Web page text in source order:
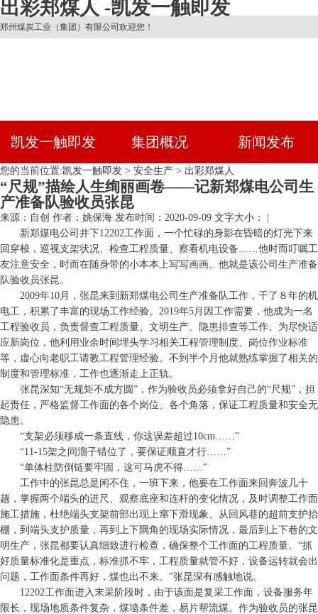
出彩郑煤人 -凯发一触即发
郑州煤炭工业（集团）有限公司欢迎您！
凯发一触即发 集团概况 新闻发布
您的当前位置:凯发一触即发 > 安全生产 > 出彩郑煤人
“尺规”描绘人生绚丽画卷——记新郑煤电公司生
产准备队验收员张昆
来源：自创 作者：姚保海 发布时间：2020-09-09 文字大小： |
新郑煤电公司井下12202工作面，一个忙碌的身影在昏暗的灯光下来
回穿梭，巡视支架状况、检查工程质量、察看机电设备……他时而叮嘱工
友注意安全，时而在随身带的小本本上写写画画。他就是该公司生产准备
队验收员张昆。
2009年10月，张昆来到新郑煤电公司生产准备队工作，干了８年的机
电工，积累了丰富的现场工作经验。2019年5月因工作需要，他成为一名
工程验收员，负责督查工程质量、文明生产、隐患排查等工作。为尽快适
应新岗位，他利用业余时间埋头学习相关工程管理制度、岗位作业标准
等，虚心向老职工请教工程管理经验。不到半个月他就熟练掌握了相关的
制度和管理标准，工作也逐渐走上正轨。
张昆深知“无规矩不成方圆”，作为验收员必须拿好自己的“尺规”，担
起责任，严格监督工作面的各个岗位、各个角落，保证工程质量和安全无
隐患。
“支架必须移成一条直线，你这误差超过10cm……”
“11-15架之间溜子错位了，要保证顺直才行……”
“单体柱防倒链要牢固，这可马虎不得……”
工作中的张昆总是闲不住，一班下来，他要在工作面来回奔波几十
趟，掌握两个端头的进尺、观察底座和连杆的变化情况，及时调整工作面
施工措施，杜绝端头支架前部出现上窜下滑现象。从回风巷的超前支护抬
棚，到端头支护质量，再到上下隅角的现场实际情况，最后到上下巷的文
明生产，张昆都要认真细致进行检查，确保整个工作面的工程质量。“抓
好质量标准化是重点，标准抓不牢，工程质量就管不好，设备运转就会出
问题，工作面条件再好，煤也出不来。”张昆深有感触地说。
12202工作面进入末采阶段时，由于该面是复采工作面，设备服务年
限长，现场地质条件复杂，煤墙条件差，易片帮流煤。作为验收员的张昆